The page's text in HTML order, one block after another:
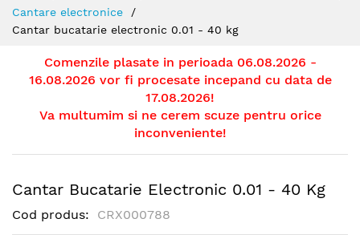
Cantare electronice
Cantar bucatarie electronic 0.01 - 40 kg
Comenzile plasate in perioada 06.08.2026 -
16.08.2026 vor fi procesate incepand cu data de
17.08.2026!
Va multumim si ne cerem scuze pentru orice
inconveniente!
Cantar Bucatarie Electronic 0.01 - 40 Kg
Cod produs CRX000788